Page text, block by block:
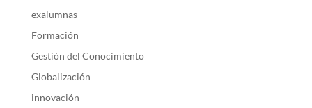
exalumnas
Formación
Gestión del Conocimiento
Globalización
innovación